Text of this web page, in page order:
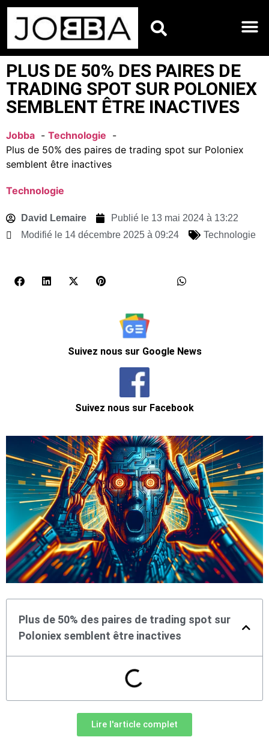
PLUS DE 50% DES PAIRES DE
TRADING SPOT SUR POLONIEX
SEMBLENT ÊTRE INACTIVES
Jobba
Technologie
Plus de 50% des paires de trading spot sur Poloniex
semblent être inactives
Technologie
David Lemaire Publié le 13 mai 2024 à 13:22
Modifié le 14 décembre 2025 à 09:24
Technologie
Suivez nous sur Google News
Suivez nous sur Facebook
Plus de 50% des paires de trading spot sur
Poloniex semblent être inactives
Lire l'article complet